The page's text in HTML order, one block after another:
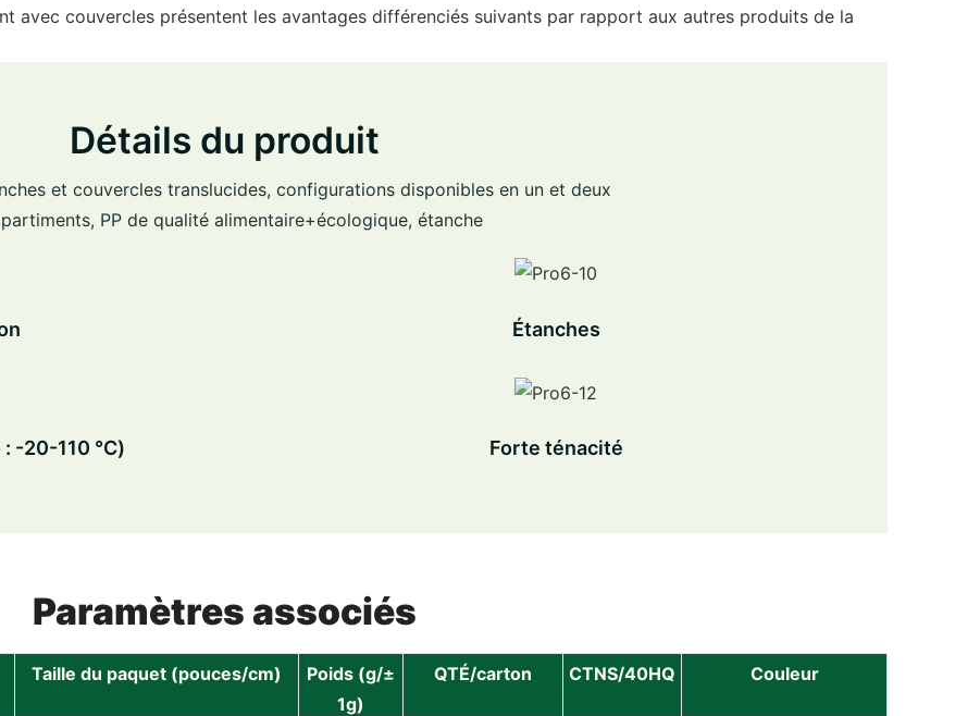
avec couvercles présentent les avantages différenciés suivants par rapport aux autres produits de la
Détails du produit
et couvercles translucides, configurations disponibles en un et deux
PP de qualité alimentaire+écologique, étanche
Étanches
: -20-110 ℃) Forte ténacité
Paramètres associés
Taille du paquet (pouces/cm)
Poids (g/±
1g)
QTÉ/carton CTNS/40HQ Couleur